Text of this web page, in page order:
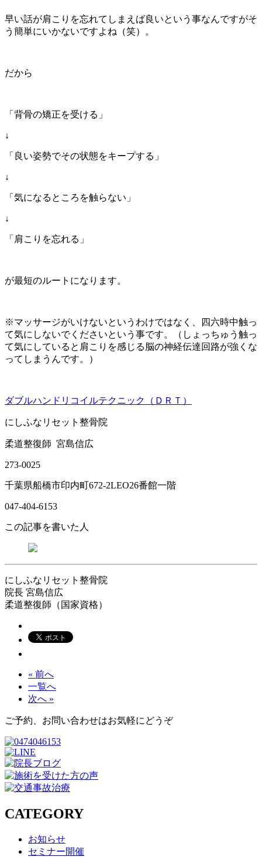
早い話が肩こりを忘れてしまえば良いという事なんですがそ
う簡単にいかないですよね（笑）。
だから
「背骨の矯正を受ける」
↓
「良い姿勢でその状態をキープする」
↓
「気になるところを触らない」
↓
「肩こりを忘れる」
が最短のルートになります。
※マッサージがいけないというわけではなく、四六時中触っ
て気にしないでくださいという事です。（しょっちゅう触っ
て気にしていると肩こりを感じる脳の神経伝達回路が強くな
ってしまうんです。）
ダブルハンドリコイルテクニック（ＤＲＴ）
にしふなリセット整骨院
柔道整復師 宮島信広
273-0025
千葉県船橋市印内町672-2LEO26番館一階
047-404-6153
この記事を書いた人
にしふなリセット整骨院
院長 宮島信広
柔道整復師（国家資格）
« 前へ
一覧へ
次へ »
ご予約、お問い合わせはお気軽にどうぞ
CATEGORY
お知らせ
セミナー開催